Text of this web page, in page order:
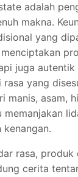
adalah
makna.
yang
juga autentik
rasa yang
manis, asam,
memanjakan
rasa, produk
cerita